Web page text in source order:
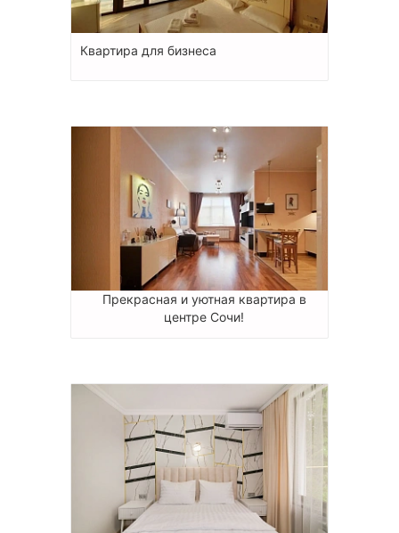
Квартира для бизнеса
Прекрасная и уютная квартира в
центре Сочи!